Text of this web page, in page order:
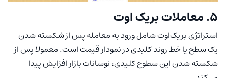
۵. معاملات بریک اوت
استراتژی بریک‌اوت شامل ورود به معامله پس از شکسته شدن
یک سطح یا خط روند کلیدی در نمودار قیمت است. معمولا پس از
شکسته شدن این سطوح کلیدی، نوسانات بازار افزایش پیدا